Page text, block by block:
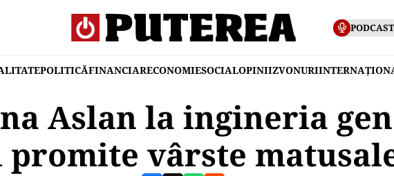
PODCAST
POLITICĂFINANCIARECONOMIESOCIALOPINIIZVONURI
Aslan la ingineria
vârste